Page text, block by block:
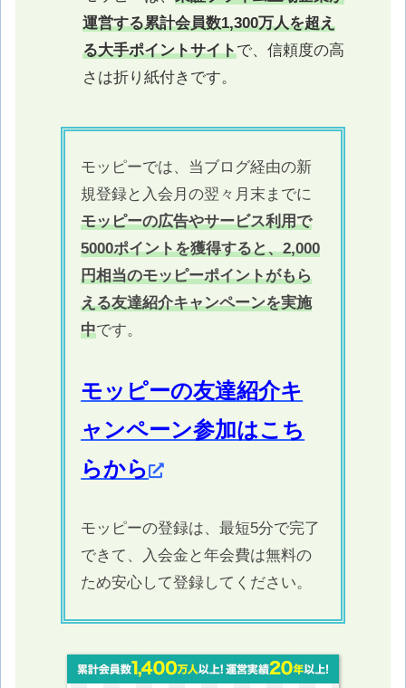
運営する累計会員数1,300万人を超え
る大手ポイントサイトで、信頼度の高
さは折り紙付きです。
モッピーでは、当ブログ経由の新
規登録と入会月の翌々月末までに
モッピーの広告やサービス利用で
5000ポイントを獲得すると、2,000
円相当のモッピーポイントがもら
える友達紹介キャンペーンを実施
中です。
モッピーの友達紹介キ
ャンペーン参加はこち
らから
モッピーの登録は、最短5分で完了
できて、入会金と年会費は無料の
ため安心して登録してください。